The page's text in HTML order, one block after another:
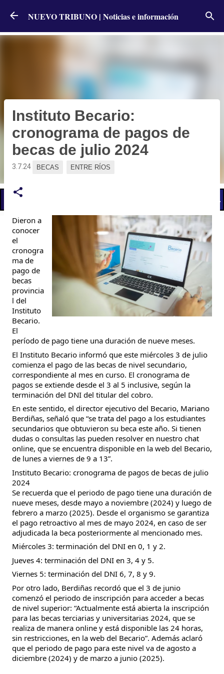
Ir al contenido principal
NUEVO TRIBUNO | Noticias e información
📢 LO ÚLTIMO
Instituto Becario:
cronograma de pagos de
becas de julio 2024
3.7.24 BECAS ENTRE RÍOS
Dieron a
conocer
el
cronogra
ma de
pago de
becas
provincia
l del
Instituto
Becario.
El
período de pago tiene una duración de nueve meses.
El Instituto Becario informó que este miércoles 3 de julio
comienza el pago de las becas de nivel secundario,
correspondiente al mes en curso. El cronograma de
pagos se extiende desde el 3 al 5 inclusive, según la
terminación del DNI del titular del cobro.
En este sentido, el director ejecutivo del Becario, Mariano
Berdiñas, señaló que “se trata del pago a los estudiantes
secundarios que obtuvieron su beca este año. Si tienen
dudas o consultas las pueden resolver en nuestro chat
online, que se encuentra disponible en la web del Becario,
de lunes a viernes de 9 a 13”.
Instituto Becario: cronograma de pagos de becas de julio
2024
Se recuerda que el periodo de pago tiene una duración de
nueve meses, desde mayo a noviembre (2024) y luego de
febrero a marzo (2025). Desde el organismo se garantiza
el pago retroactivo al mes de mayo 2024, en caso de ser
adjudicada la beca posteriormente al mencionado mes.
Miércoles 3: terminación del DNI en 0, 1 y 2.
Jueves 4: terminación del DNI en 3, 4 y 5.
Viernes 5: terminación del DNI 6, 7, 8 y 9.
Por otro lado, Berdiñas recordó que el 3 de junio
comenzó el periodo de inscripción para acceder a becas
de nivel superior: “Actualmente está abierta la inscripción
para las becas terciarias y universitarias 2024, que se
realiza de manera online y está disponible las 24 horas,
sin restricciones, en la web del Becario”. Además aclaró
que el periodo de pago para este nivel va de agosto a
diciembre (2024) y de marzo a junio (2025).